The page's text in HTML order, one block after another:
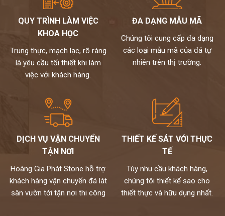
nhạt, trắng bạc (tương khắc)
Đối với gia chủ mệnh Thủy: nên chọn tranh đá màu trắng, ghi,
xám (tương sinh), xanh lam từ đậm đến nhạt. Tránh vàng, nâu
đất, nâu đậm (tương khắc).
Đối với gia chủ mệnh Hỏa: nên chọn đỏ, xanh lá cây, cam (tương
sinh), tránh đen, xanh biển sẫm, xám.
Đối với gia chủ mệnh Thổ: nên chọn tranh đá màu đỏ, tím, hồng,
kho đá hoàng gia phát là nhà phân phối và thi công đá tự nhiên
chuyên nghiệp. Hiện nay, chúng tôi đang sở hữu bộ sưu tập
tranh đá tự nhiên ốp tường cao cấp với nhiều mẫu mã độc đáo
và kích thước đa dạng. Toàn bộ đều được nhập khẩu trực tiếp từ
các nhà cung cấp hàng đầu thế giới và kiểm định kỹ lưỡng theo
một quy trình chuyên nghiệp.
Mọi nhu cầu, xin vui lòng liên hệ Hotline 0972101656 -
QUY TRÌNH LÀM VIỆC
KHOA HỌC
Trung thực, mạch lạc, rõ ràng
là yêu cầu tối thiết khi làm
việc với khách hàng.
ĐA DẠNG MẪU MÃ
Chúng tôi cung cấp đa dạng
các loại mẫu mã của đá tự
nhiên trên thị trường.
DỊCH VỤ VẬN CHUYỂN
TẬN NƠI
Hoàng Gia Phát Stone hỗ trợ
khách hàng vận chuyển đá lát
sân vườn tới tận nơi thi công
THIẾT KẾ SÁT VỚI THỰC
TẾ
Tùy nhu cầu khách hàng,
chúng tôi thiết kế sao cho
thiết thực và hữu dụng nhất.